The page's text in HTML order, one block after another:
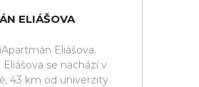
ELIÁŠOVA
Eliášova.
se nachází v
43 km od univerzity